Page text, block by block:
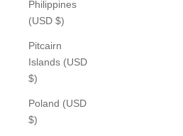
Philippines
(USD $)
Pitcairn
Islands (USD
$)
Poland (USD
$)